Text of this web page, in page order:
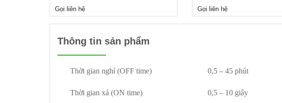
Model: FLUIDRAIN
Áp làm việc max: 16 bar
Điện áp: 230V
Kết nối ren: 1/2'' (21mm)
nén, Bộ lọc trên đường ống, ......
Gọi liên hệ
Mã sản phẩm:
nén, Bộ lọc trên đường ống,
Gọi liên hệ
Thông tin sản phẩm
Thời gian nghỉ(OFF time) 0,5 – 45 phút
Thời gian xả (ON time) 0,5 – 10 giây